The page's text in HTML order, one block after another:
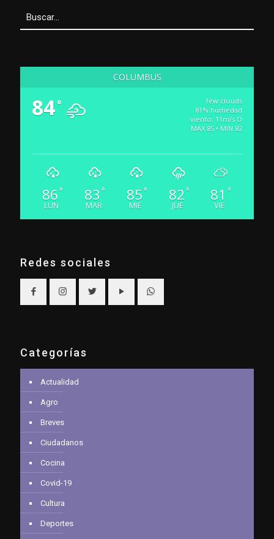
COLUMBUS
84°
few clouds
81% humedad
viento: 11m/s O
MAX 85 • MIN 82
86 °
LUN
83 °
MAR
85 °
MIE
82 °
JUE
81 °
VIE
Redes sociales
Categorías
Actualidad
Agro
Breves
Ciudadanos
Cocina
Covid-19
Cultura
Deportes